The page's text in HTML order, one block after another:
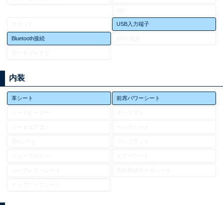
USB入力端子
Bluetooth接続
内装
革シート 前席パワーシート